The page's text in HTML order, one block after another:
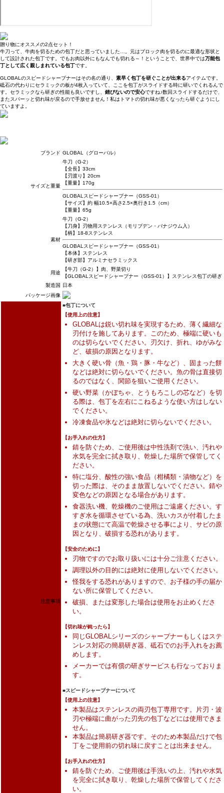
贈り物にオススメの2点セット！
牛刀って、牛肉を切るための包丁だと思っていました…。元はブロック肉を切るのに最適な形状と
して設計された包丁です。でもお肉以外にもなんでも切れる～！ということで、世界中では万能包
丁として広く親しまれている包丁です。
GLOBALのスピードシャープナーはその名の通り、 素早く包丁を研ぐことが出来るアイテムです。
砥石の代わりにセラミックの板が4枚入っていて、ここを包丁がスライドする時に研いでくれるんで
す。セラミックなら研ぎの性能も良いですし、 錆びないので安心ですね♪数回スライドするだけで、
またスパーッと切れ味が戻るので手放せません！私はトマトの切れ味が悪くなったら研ぐようにし
ていますよ。
ブランド GLOBAL（グローバル）
サイズと重量
牛刀（G-2）
【全長】33cm
【刃渡り】20cm
【重量】170g
GLOBALスピードシャープナー（GSS-01）
【サイズ】約 幅10.5×高さ2.5×奥行き1.5（cm）
【重量】65g
素材
牛刀（G-2）
【刀身】刃物用ステンレス（モリブデン・バナジウム入）
【柄】18-8ステンレス
GLOBALスピードシャープナー（GSS-01）
【本体】ステンレス
【研ぎ部】アルミナセラミックス
用途
【牛刀（G-2）】肉、野菜切り
【GLOBALスピードシャープナー（GSS-01）】ステンレス包丁の研ぎ
製造国
日本
パッケージ画像
注意事項
■包丁について
【使用上の注意】
GLOBALは鋭い切れ味を実現するため、薄く繊細な
刃付けを施してあります。このため、極端に硬いも
のは切らないでください。刃欠け、折れ、ゆがみな
ど、破損の原因となります。
大きく硬い骨（魚・鶏・豚・牛など）、固まった餅
などは絶対に切らないでください。魚の骨は直接切
るのではなく、関節を狙いご使用ください。
硬い野菜（かぼちゃ、とうもろこしの芯など）を切
る際は、包丁を左右にこねるような使い方はしない
でください。
冷凍食品や氷などは絶対に切らないでください。
【お手入れの仕方】
錆を防ぐため、ご使用後は中性洗剤で洗い、汚れや
水気を完全に拭き取り、乾燥した場所で保管してく
ださい。
特に塩分、酸性の強い食品（柑橘類・漬物など）を
切った際は、そのまま放置しないでください。錆や
変色などの原因となる場合があります。
食器洗い機、乾燥機のご使用はご遠慮ください。す
すぎ水を循環させている為、洗いカスが付着したま
まの状態にて高温で乾燥させる事により、サビの原
因となり、破損する恐れがあります。
【安全のために】
刃物ですのでお取り扱いには十分ご注意ください。
調理以外の目的には絶対に使用しないでください。
怪我をする恐れがありますので、お子様の手の届か
ない所に保管してください。
破損、または変形した場合は使用をお止めくださ
い。
【切れ味が鈍ったら】
同じGLOBALシリーズのシャープナーもしくはステ
ンレス対応の簡易研ぎ器、砥石でのお手入れをお薦
めします。
メーカーでは有償の研ぎサービスも行なっておりま
す。
■スピードシャープナーについて
【使用上の注意】
本製品はステンレスの両刃包丁専用です。片刃・波
刃や極端に曲がった刃先の包丁などには使用できま
せん。
本製品は簡易研ぎ器です。そのため本製品だけで包
丁をご使用前の切れ味に戻すことは出来ません。
【お手入れの仕方】
錆を防ぐため、ご使用後は手洗いの上、汚れや水気
を完全に拭き取り、乾燥した場所で保管してくださ
い。